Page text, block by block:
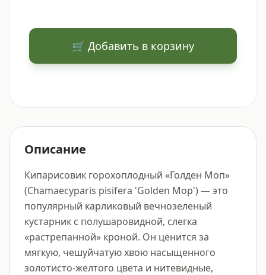
🛒 Добавить в корзину
Описание
Кипарисовик горохоплодный «Голден Моп»
(Chamaecyparis pisifera 'Golden Mop') — это
популярный карликовый вечнозеленый
кустарник с полушаровидной, слегка
«растрепанной» кроной. Он ценится за
мягкую, чешуйчатую хвою насыщенного
золотисто-желтого цвета и нитевидные,